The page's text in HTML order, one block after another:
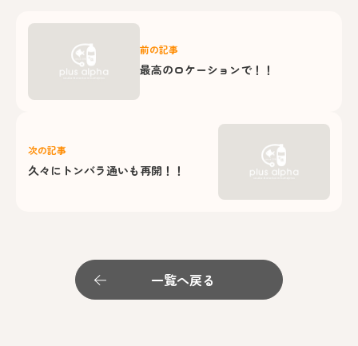
前の記事
最高のロケーションで！！
次の記事
久々にトンバラ通いも再開！！
一覧へ戻る